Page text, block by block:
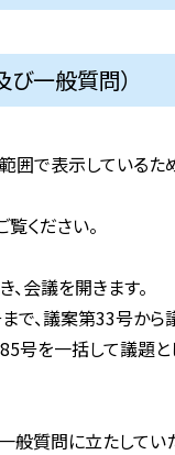
一般質問）
で表示しているた
覧ください。
会議を開きます。
で、議案第33号か
号を一括して議題
質問に立たしてい